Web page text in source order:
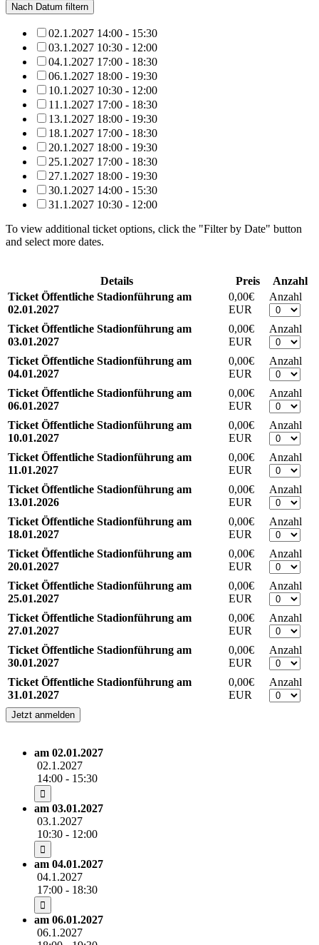
Nach Datum filtern
02.1.2027 14:00 - 15:30
03.1.2027 10:30 - 12:00
04.1.2027 17:00 - 18:30
06.1.2027 18:00 - 19:30
10.1.2027 10:30 - 12:00
11.1.2027 17:00 - 18:30
13.1.2027 18:00 - 19:30
18.1.2027 17:00 - 18:30
20.1.2027 18:00 - 19:30
25.1.2027 17:00 - 18:30
27.1.2027 18:00 - 19:30
30.1.2027 14:00 - 15:30
31.1.2027 10:30 - 12:00
To view additional ticket options, click the "Filter by Date" button
and select more dates.
Details Preis
Anzahl
Ticket Öffentliche Stadionführung am
02.01.2027
0,00€
EUR
Anzahl
Ticket Öffentliche Stadionführung am
03.01.2027
0,00€
EUR
Anzahl
Ticket Öffentliche Stadionführung am
04.01.2027
0,00€
EUR
Anzahl
Ticket Öffentliche Stadionführung am
06.01.2027
0,00€
EUR
Anzahl
Ticket Öffentliche Stadionführung am
10.01.2027
0,00€
EUR
Anzahl
Ticket Öffentliche Stadionführung am
11.01.2027
0,00€
EUR
Anzahl
Ticket Öffentliche Stadionführung am
13.01.2026
0,00€
EUR
Anzahl
Ticket Öffentliche Stadionführung am
18.01.2027
0,00€
EUR
Anzahl
Ticket Öffentliche Stadionführung am
20.01.2027
0,00€
EUR
Anzahl
Ticket Öffentliche Stadionführung am
25.01.2027
0,00€
EUR
Anzahl
Ticket Öffentliche Stadionführung am
27.01.2027
0,00€
EUR
Anzahl
Ticket Öffentliche Stadionführung am
30.01.2027
0,00€
EUR
Anzahl
Ticket Öffentliche Stadionführung am
31.01.2027
0,00€
EUR
Anzahl
am 02.01.2027
02.1.2027
14:00 - 15:30
am 03.01.2027
03.1.2027
10:30 - 12:00
am 04.01.2027
04.1.2027
17:00 - 18:30
am 06.01.2027
06.1.2027